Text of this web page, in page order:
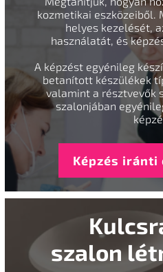
kozmetikai eszközeiből.
helyes kezelését,
használatát, és
A képzést egyénileg
betanított készülékek
valamint a résztvevők
szalonjában
Képzés iránti
szalon